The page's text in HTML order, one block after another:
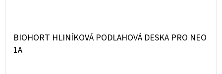
BIOHORT HLINÍKOVÁ PODLAHOVÁ DESKA PRO NEO
1A